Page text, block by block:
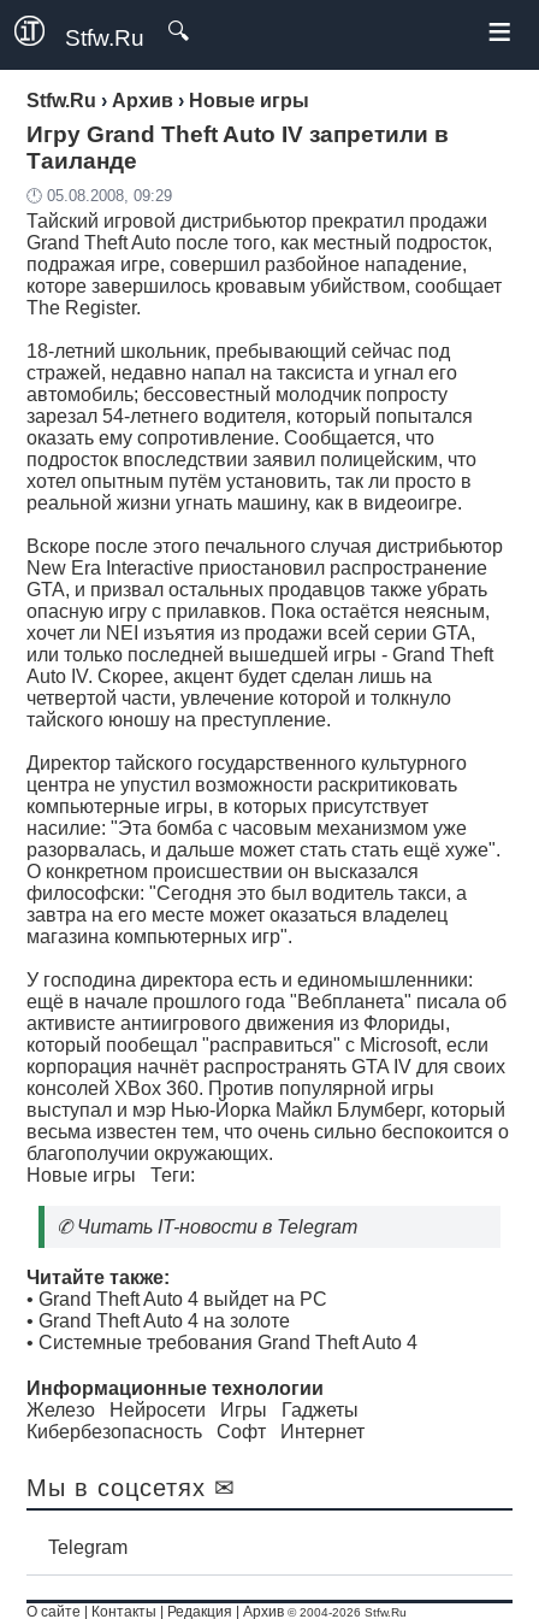
Stfw.Ru 🔍 ≡
Stfw.Ru › Архив › Новые игры
Игру Grand Theft Auto IV запретили в
Таиланде
🕛 05.08.2008, 09:29
Тайский игровой дистрибьютор прекратил продажи
Grand Theft Auto после того, как местный подросток,
подражая игре, совершил разбойное нападение,
которе завершилось кровавым убийством, сообщает
The Register.
18-летний школьник, пребывающий сейчас под
стражей, недавно напал на таксиста и угнал его
автомобиль; бессовестный молодчик попросту
зарезал 54-летнего водителя, который попытался
оказать ему сопротивление. Сообщается, что
подросток впоследствии заявил полицейским, что
хотел опытным путём установить, так ли просто в
реальной жизни угнать машину, как в видеоигре.
Вскоре после этого печального случая дистрибьютор
New Era Interactive приостановил распространение
GTA, и призвал остальных продавцов также убрать
опасную игру с прилавков. Пока остаётся неясным,
хочет ли NEI изъятия из продажи всей серии GTA,
или только последней вышедшей игры - Grand Theft
Auto IV. Скорее, акцент будет сделан лишь на
четвертой части, увлечение которой и толкнуло
тайского юношу на преступление.
Директор тайского государственного культурного
центра не упустил возможности раскритиковать
компьютерные игры, в которых присутствует
насилие: "Эта бомба с часовым механизмом уже
разорвалась, и дальше может стать стать ещё хуже".
О конкретном происшествии он высказался
философски: "Сегодня это был водитель такси, а
завтра на его месте может оказаться владелец
магазина компьютерных игр".
У господина директора есть и единомышленники:
ещё в начале прошлого года "Вебпланета" писала об
активисте антиигрового движения из Флориды,
который пообещал "расправиться" с Microsoft, если
корпорация начнёт распространять GTA IV для своих
консолей XBox 360. Против популярной игры
выступал и мэр Нью-Йорка Майкл Блумберг, который
весьма известен тем, что очень сильно беспокоится о
благополучии окружающих.
Новые игры Теги:
✆Читать IT-новости в Telegram
Читайте также:
•Grand Theft Auto 4 выйдет на PC
•Grand Theft Auto 4 на золоте
•Системные требования Grand Theft Auto 4
Информационные технологии
Железо
Нейросети Игры
Гаджеты
Кибербезопасность
Софт Интернет
Мы в соцсетях ✉
Telegram
О сайте Контакты Редакция |Архив © 2004-2026 Stfw.Ru